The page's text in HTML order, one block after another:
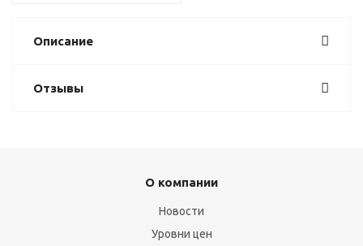
Описание
Отзывы
О компании
Новости
Уровни цен